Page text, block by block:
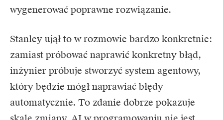
wygenerować poprawne rozwiązanie.
Stanley ujął to w rozmowie bardzo konkretnie:
zamiast próbować naprawić konkretny błąd,
inżynier próbuje stworzyć system agentowy,
który będzie mógł naprawiać błędy
automatycznie. To zdanie dobrze pokazuje